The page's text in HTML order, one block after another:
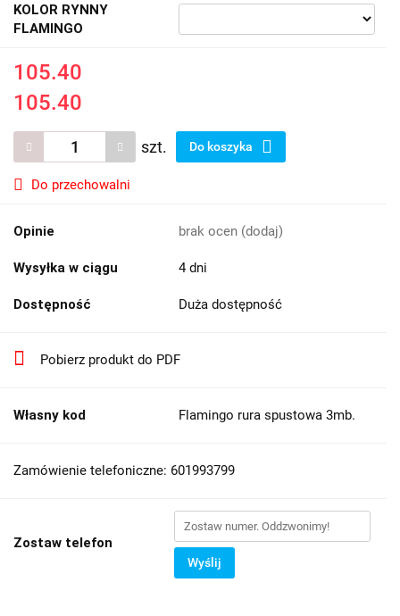
KOLOR RYNNY
FLAMINGO
105.40
105.40
szt. Do koszyka
Do przechowalni
Opinie brak ocen (dodaj)
Wysyłka w ciągu 4 dni
Dostępność Duża dostępność
Pobierz produkt do PDF
Własny kod Flamingo rura spustowa 3mb.
Zamówienie telefoniczne: 601993799
Zostaw telefon
Wyślij